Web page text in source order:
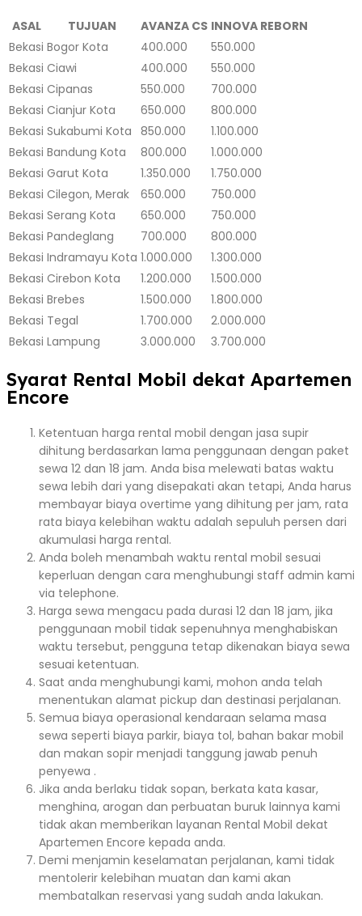
ASAL TUJUAN AVANZA CS INNOVA REBORN
Bekasi Bogor Kota 400.000
550.000
Bekasi Ciawi 400.000
550.000
Bekasi Cipanas 550.000
700.000
Bekasi Cianjur Kota 650.000
800.000
Bekasi Sukabumi Kota 850.000
1.100.000
Bekasi Bandung Kota 800.000
1.000.000
Bekasi Garut Kota 1.350.000
1.750.000
Bekasi Cilegon, Merak 650.000
750.000
Bekasi Serang Kota 650.000
750.000
Bekasi Pandeglang 700.000
800.000
Bekasi Indramayu Kota 1.000.000
1.300.000
Bekasi Cirebon Kota 1.200.000
1.500.000
Bekasi Brebes 1.500.000
1.800.000
Bekasi Tegal 1.700.000
2.000.000
Bekasi Lampung 3.000.000 3.700.000
Syarat Rental Mobil dekat Apartemen
Encore
Ketentuan harga rental mobil dengan jasa supir
dihitung berdasarkan lama penggunaan dengan paket
sewa 12 dan 18 jam. Anda bisa melewati batas waktu
sewa lebih dari yang disepakati akan tetapi, Anda harus
membayar biaya overtime yang dihitung per jam, rata
rata biaya kelebihan waktu adalah sepuluh persen dari
akumulasi harga rental.
Anda boleh menambah waktu rental mobil sesuai
keperluan dengan cara menghubungi staff admin kami
via telephone.
Harga sewa mengacu pada durasi 12 dan 18 jam, jika
penggunaan mobil tidak sepenuhnya menghabiskan
waktu tersebut, pengguna tetap dikenakan biaya sewa
sesuai ketentuan.
Saat anda menghubungi kami, mohon anda telah
menentukan alamat pickup dan destinasi perjalanan.
Semua biaya operasional kendaraan selama masa
sewa seperti biaya parkir, biaya tol, bahan bakar mobil
dan makan sopir menjadi tanggung jawab penuh
penyewa .
Jika anda berlaku tidak sopan, berkata kata kasar,
menghina, arogan dan perbuatan buruk lainnya kami
tidak akan memberikan layanan Rental Mobil dekat
Apartemen Encore kepada anda.
Demi menjamin keselamatan perjalanan, kami tidak
mentolerir kelebihan muatan dan kami akan
membatalkan reservasi yang sudah anda lakukan.